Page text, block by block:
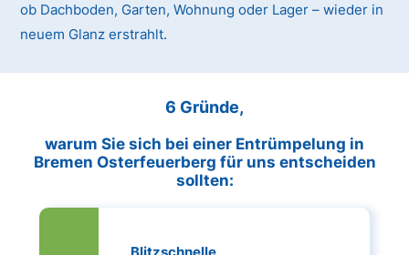
ob Dachboden, Garten, Wohnung oder Lager – wieder in
neuem Glanz erstrahlt.
6 Gründe,
warum Sie sich bei einer Entrümpelung in
Bremen Osterfeuerberg für uns entscheiden
sollten: